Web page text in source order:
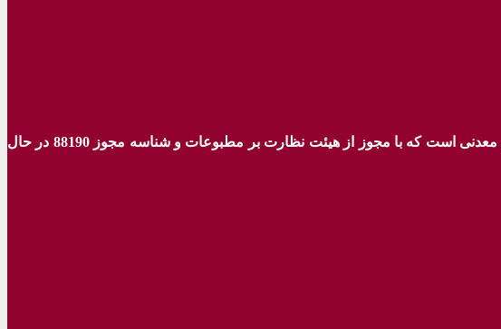
معدنی‌ است که با مجوز از هیئت نظارت بر مطبوعات
و شناسه مجوز 88190 در حال